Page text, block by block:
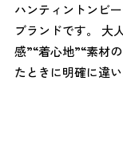
ハンティントンビ
ブランドです。 大
感”“着心地”“素材
たときに明確に違